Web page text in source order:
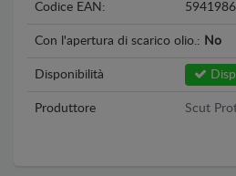
Codice EAN:
Con l'apertura di scarico olio.: No
Disponibilità
Produttore Scut